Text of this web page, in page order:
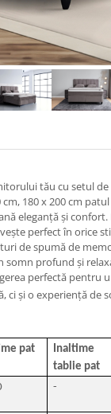
tău cu setul
180 x 200 cm
eleganță și
perfect în orice
de spumă de
profund și
perfectă
ci și o experiență de
pat
Inaltime
tablie pat
-